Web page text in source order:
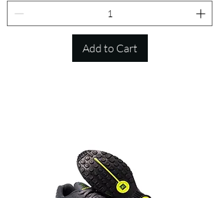
Add to Cart